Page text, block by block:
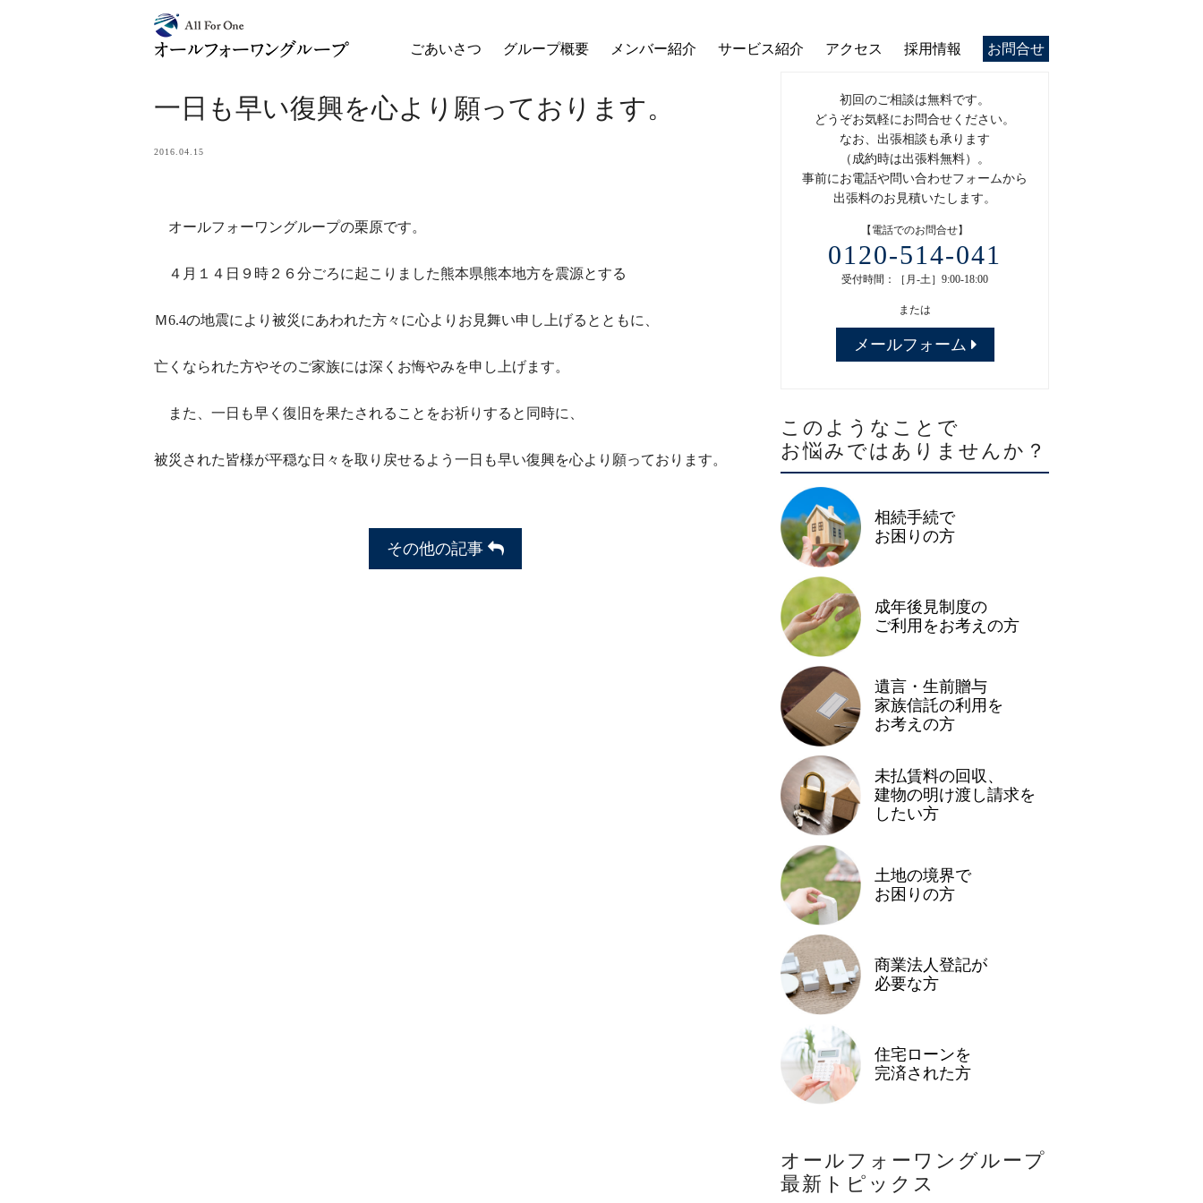
ごあいさつ グループ概要 メンバー紹介 サービス紹介 アクセス 採用情報 お問合せ
一日も早い復興を心より願っております。
2016.04.15
オールフォーワングループの栗原です。
４月１４日９時２６分ごろに起こりました熊本県熊本地方を震源とする
Ｍ6.4の地震により被災にあわれた方々に心よりお見舞い申し上げるとともに、
亡くなられた方やそのご家族には深くお悔やみを申し上げます。
また、一日も早く復旧を果たされることをお祈りすると同時に、
被災された皆様が平穏な日々を取り戻せるよう一日も早い復興を心より願っております。
その他の記事
初回のご相談は無料です。
どうぞお気軽にお問合せください。
なお、出張相談も承ります
（成約時は出張料無料）。
事前にお電話や問い合わせフォームから
出張料のお見積いたします。
【電話でのお問合せ】
0120-514-041
受付時間：［月-土］9:00-18:00
または
メールフォーム
このようなことで
お悩みではありませんか？
相続手続で
お困りの方
成年後見制度の
ご利用をお考えの方
遺言・生前贈与
家族信託の利用を
お考えの方
未払賃料の回収、
建物の明け渡し請求を
したい方
土地の境界で
お困りの方
商業法人登記が
必要な方
住宅ローンを
完済された方
オールフォーワングループ
最新トピックス